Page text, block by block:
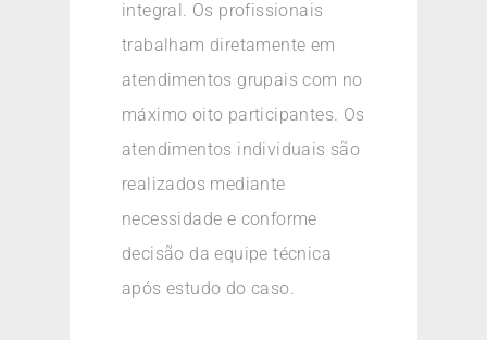
integral. Os profissionais
trabalham diretamente em
atendimentos grupais com no
máximo oito participantes. Os
atendimentos individuais são
realizados mediante
necessidade e conforme
decisão da equipe técnica
após estudo do caso.